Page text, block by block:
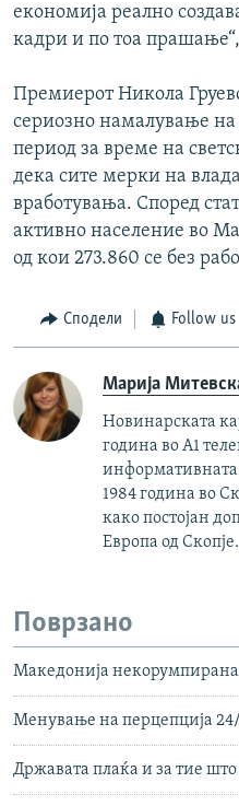
економија реално
кадри и по тоа
Премиерот Никола
сериозно намалување на
период за време на
дека сите мерки на
вработувања. Според
активно население во
од кои 273.860 се без
Сподели Follow us
Марија
Новинарската
година во А1
информативната
1984 година во
како постојан
Европа од Скопје.
Поврзано
Македонија
Менување на перцепција
Државата плаќа и за тие што